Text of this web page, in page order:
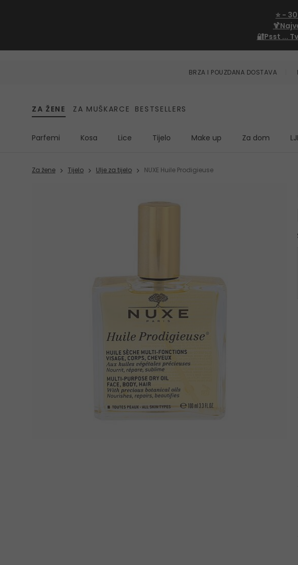
⭐ - 30
🔐Psst ...
BRZA I POUZDANA DOSTAVA
ZA ŽENE ZA MUŠKARCE BESTSELLERS
Parfemi Kosa Lice Tijelo Make up Za dom
Za žene Tijelo Ulje za tijelo NUXE Huile Prodigieuse